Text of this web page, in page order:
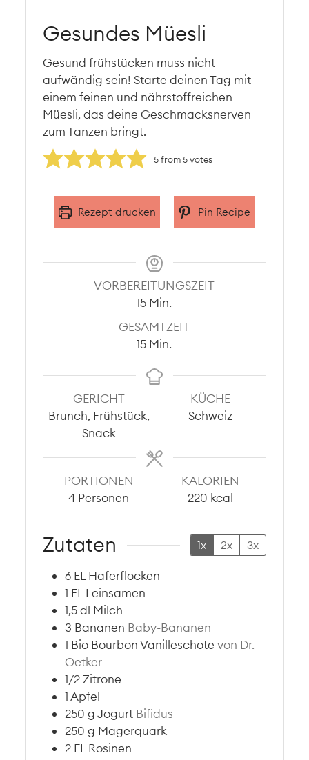
Gesundes Müesli
Gesund frühstücken muss nicht
aufwändig sein! Starte deinen Tag mit
einem feinen und nährstoffreichen
Müesli, das deine Geschmacksnerven
zum Tanzen bringt.
5from5votes
Rezept drucken Pin Recipe
VORBEREITUNGSZEIT
15Minuten
Min.
GESAMTZEIT
15Minuten
Min.
GERICHT
Brunch, Frühstück,
Snack
KÜCHE
Schweiz
PORTIONEN
4 Personen
KALORIEN
220 kcal
Zutaten 1x 2x 3x
6 EL Haferflocken
1 EL Leinsamen
1,5dl Milch
3 Bananen Baby-Bananen
1 Bio Bourbon Vanilleschote von Dr.
Oetker
1/2Zitrone
1Apfel
250 gJogurt Bifidus
250 g Magerquark
2 EL Rosinen